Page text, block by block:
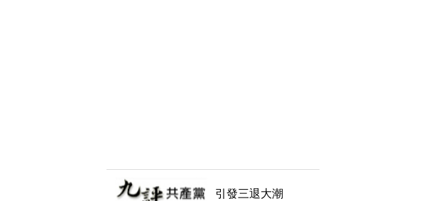
引發三退大潮